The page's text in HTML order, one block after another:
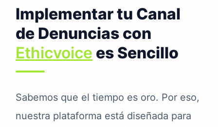
Implementar tu Canal
de Denuncias con
Ethicvoice es Sencillo
Sabemos que el tiempo es oro. Por eso,
nuestra plataforma está diseñada para